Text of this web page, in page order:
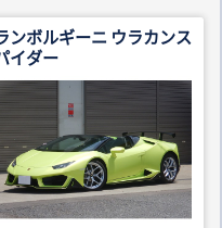
ンボルギーニ ウラカンス
イダー